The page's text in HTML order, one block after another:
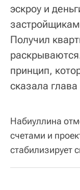
эскроу и
Получил
принцип,
сказала
Набиуллина
счетами и
стабилизирует